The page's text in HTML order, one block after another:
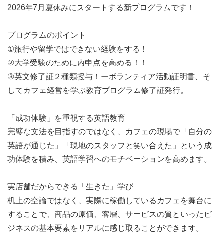
2026年7月夏休みにスタートする新プログラムです！
プログラムのポイント
①旅行や留学ではできない経験をする！
②大学受験のために内申点を高める！！
③英文修了証２種類授与！ーボランティア活動証明書、そ
してカフェ経営を学ぶ教育プログラム修了証発行。
「成功体験」を重視する英語教育
完璧な文法を目指すのではなく、カフェの現場で「自分の
英語が通じた」「現地のスタッフと笑い合えた」という成
功体験を積み、英語学習へのモチベーションを高めます。
実店舗だからできる「生きた」学び
机上の空論ではなく、実際に稼働しているカフェを舞台に
することで、商品の原価、客層、サービスの質といったビ
ジネスの基本要素をリアルに感じ取ることができます。